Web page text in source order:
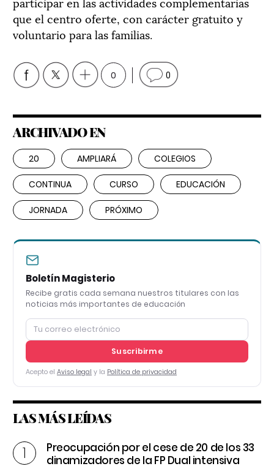
que el centro oferte, con carácter gratuito y
voluntario para las familias.
0 0
ARCHIVADO EN
20 AMPLIARÁ COLEGIOS
CONTINUA CURSO EDUCACIÓN
JORNADA PRÓXIMO
Boletín Magisterio
Recibe gratis cada semana nuestros titulares con las
noticias más importantes de educación
Suscribirme
Acepto el Aviso legal y la Política de privacidad
LAS MÁS LEÍDAS
Preocupación por el cese de 20 de los 33
dinamizadores de la FP Dual intensiva